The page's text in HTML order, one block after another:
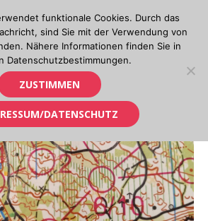
in Tirol
funktionale Cookies. Durch das
sind Sie mit der Verwendung von
Nähere Informationen finden Sie in
Datenschutzbestimmungen.
ZUSTIMMEN
DATENSCHUTZ